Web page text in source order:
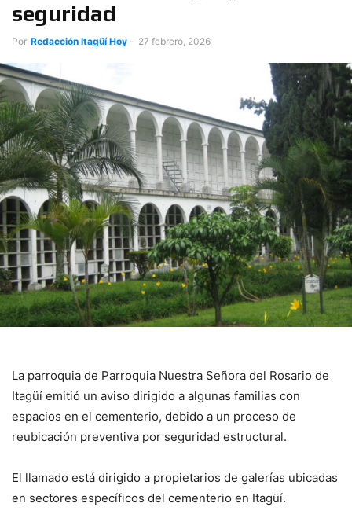
seguridad
Por Redacción Itagüí Hoy - 27 febrero, 2026
La parroquia de Parroquia Nuestra Señora del Rosario de
Itagüí emitió un aviso dirigido a algunas familias con
espacios en el cementerio, debido a un proceso de
reubicación preventiva por seguridad estructural.
El llamado está dirigido a propietarios de galerías ubicadas
en sectores específicos del cementerio en Itagüí.